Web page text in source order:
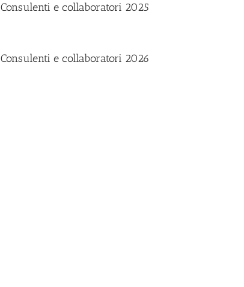
Consulenti e collaboratori 2025
Consulenti e collaboratori 2026